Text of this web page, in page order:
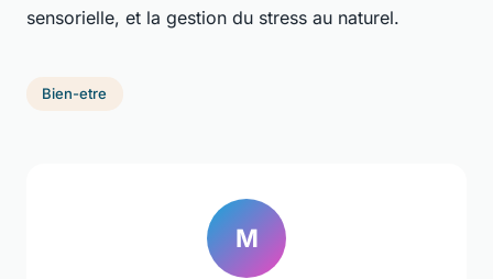
sensorielle, et la gestion du stress au naturel.
Bien-etre
M